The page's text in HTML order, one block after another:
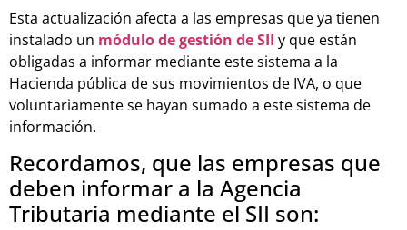
Esta actualización afecta a las empresas que ya tienen
instalado un módulo de gestión de SII y que están
obligadas a informar mediante este sistema a la
Hacienda pública de sus movimientos de IVA, o que
voluntariamente se hayan sumado a este sistema de
información.
Recordamos, que las empresas que
deben informar a la Agencia
Tributaria mediante el SII son: